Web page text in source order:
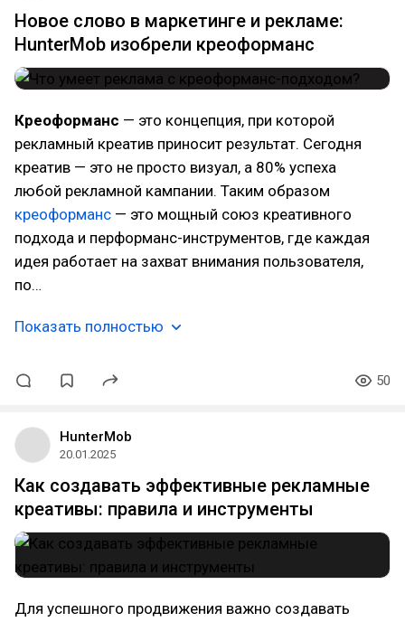
Новое слово в маркетинге и рекламе:
HunterMob изобрели креоформанс
Креоформанс — это концепция, при которой
рекламный креатив приносит результат. Сегодня
креатив — это не просто визуал, а 80% успеха
любой рекламной кампании. Таким образом
креоформанс — это мощный союз креативного
подхода и перформанс-инструментов, где каждая
идея работает на захват внимания пользователя,
по…
Показать полностью
50
HunterMob
20.01.2025
Как создавать эффективные рекламные
креативы: правила и инструменты
Для успешного продвижения важно создавать